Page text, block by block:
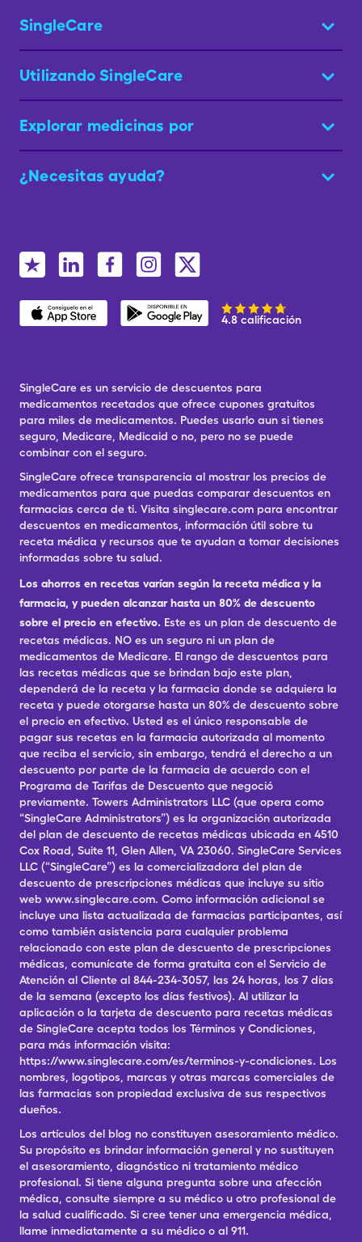
SingleCare
Utilizando SingleCare
Explorar medicinas por
¿Necesitas ayuda?
4.8 calificación
SingleCare es un servicio de descuentos para
medicamentos recetados que ofrece cupones gratuitos
para miles de medicamentos. Puedes usarlo aun si tienes
seguro, Medicare, Medicaid o no, pero no se puede
combinar con el seguro.
SingleCare ofrece transparencia al mostrar los precios de
medicamentos para que puedas comparar descuentos en
farmacias cerca de ti. Visita singlecare.com para encontrar
descuentos en medicamentos, información útil sobre tu
receta médica y recursos que te ayudan a tomar decisiones
informadas sobre tu salud.
Los ahorros en recetas varían según la receta médica y la
farmacia, y pueden alcanzar hasta un 80% de descuento
sobre el precio en efectivo. Este es un plan de descuento de
recetas médicas. NO es un seguro ni un plan de
medicamentos de Medicare. El rango de descuentos para
las recetas médicas que se brindan bajo este plan,
dependerá de la receta y la farmacia donde se adquiera la
receta y puede otorgarse hasta un 80% de descuento sobre
el precio en efectivo. Usted es el único responsable de
pagar sus recetas en la farmacia autorizada al momento
que reciba el servicio, sin embargo, tendrá el derecho a un
descuento por parte de la farmacia de acuerdo con el
Programa de Tarifas de Descuento que negoció
previamente. Towers Administrators LLC (que opera como
“SingleCare Administrators”) es la organización autorizada
del plan de descuento de recetas médicas ubicada en 4510
Cox Road, Suite 11, Glen Allen, VA 23060. SingleCare Services
LLC (“SingleCare”) es la comercializadora del plan de
descuento de prescripciones médicas que incluye su sitio
web www.singlecare.com. Como información adicional se
incluye una lista actualizada de farmacias participantes, así
como también asistencia para cualquier problema
relacionado con este plan de descuento de prescripciones
médicas, comunícate de forma gratuita con el Servicio de
Atención al Cliente al 844-234-3057, las 24 horas, los 7 días
de la semana (excepto los días festivos). Al utilizar la
aplicación o la tarjeta de descuento para recetas médicas
de SingleCare acepta todos los Términos y Condiciones,
para más información visita:
https://www.singlecare.com/es/terminos-y-condiciones. Los
nombres, logotipos, marcas y otras marcas comerciales de
las farmacias son propiedad exclusiva de sus respectivos
dueños.
Los artículos del blog no constituyen asesoramiento médico.
Su propósito es brindar información general y no sustituyen
el asesoramiento, diagnóstico ni tratamiento médico
profesional. Si tiene alguna pregunta sobre una afección
médica, consulte siempre a su médico u otro profesional de
la salud cualificado. Si cree tener una emergencia médica,
llame inmediatamente a su médico o al 911.